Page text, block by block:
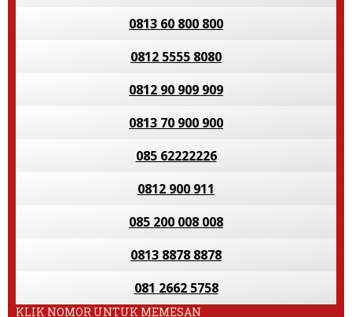
0813 60 800 800
0812 5555 8080
0812 90 909 909
0813 70 900 900
085 62222226
0812 900 911
085 200 008 008
0813 8878 8878
081 2662 5758
KLIK NOMOR UNTUK MEMESAN